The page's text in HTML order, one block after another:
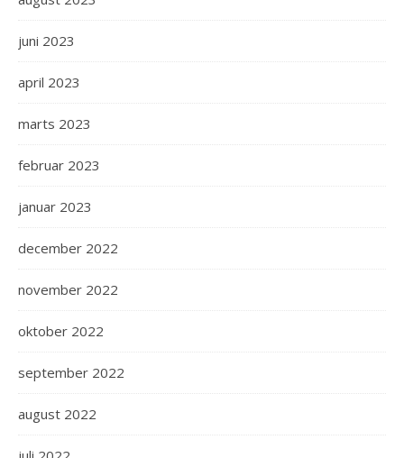
juni 2023
april 2023
marts 2023
februar 2023
januar 2023
december 2022
november 2022
oktober 2022
september 2022
august 2022